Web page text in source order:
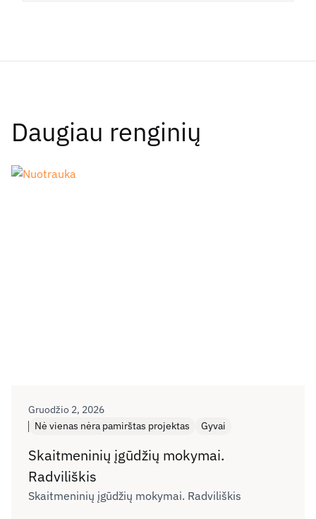
Daugiau renginių
Gruodžio 2, 2026
Nė vienas nėra pamirštas projektas
Gyvai
Skaitmeninių įgūdžių mokymai.
Radviliškis
Skaitmeninių įgūdžių mokymai. Radviliškis